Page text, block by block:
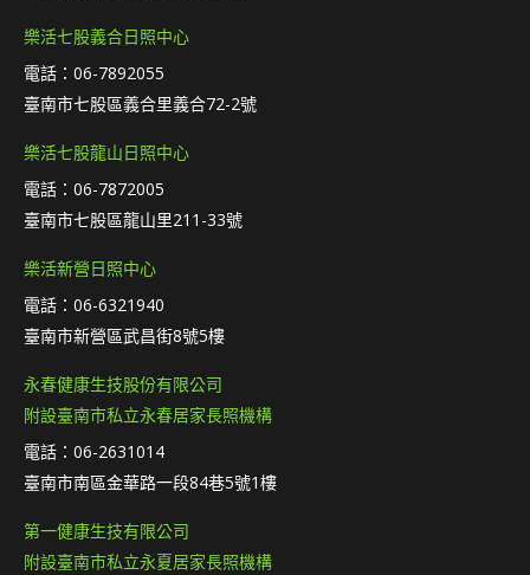
樂活七股義合日照中心
電話：06-7892055
臺南市七股區義合里義合72-2號
樂活七股龍山日照中心
電話：06-7872005
臺南市七股區龍山里211-33號
樂活新營日照中心
電話：06-6321940
臺南市新營區武昌街8號5樓
永春健康生技股份有限公司
附設臺南市私立永春居家長照機構
電話：06-2631014
臺南市南區金華路一段84巷5號1樓
第一健康生技有限公司
附設臺南市私立永夏居家長照機構